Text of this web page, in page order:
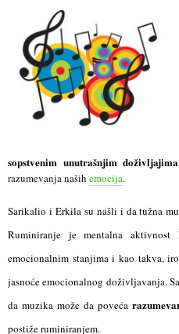
sopstvenim unutrašnjim doživljajima
razumevanja naših emocija.
Sarikalio i Erkila su našli i da tužna
Ruminiranje je mentalna aktivnost
emocionalnim stanjima i kao takva,
jasnoće emocionalnog doživljavanja.
da muzika može da poveća
postiže ruminiranjem.